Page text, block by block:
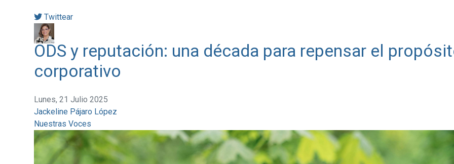
Twittear
ODS y reputación: una década para repensar el
corporativo
Lunes, 21 Julio 2025
Jackeline Pájaro López
Nuestras Voces